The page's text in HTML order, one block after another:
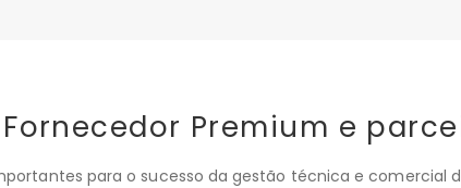
Premium e
para o sucesso da gestão técnica e comercial